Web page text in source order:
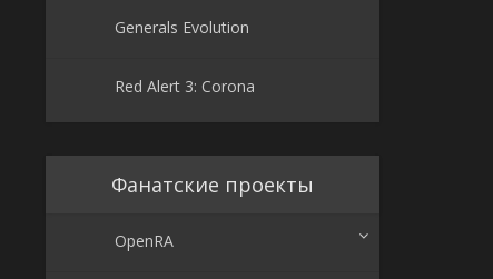
Generals Evolution
Red Alert 3: Corona
Фанатские проекты
OpenRA